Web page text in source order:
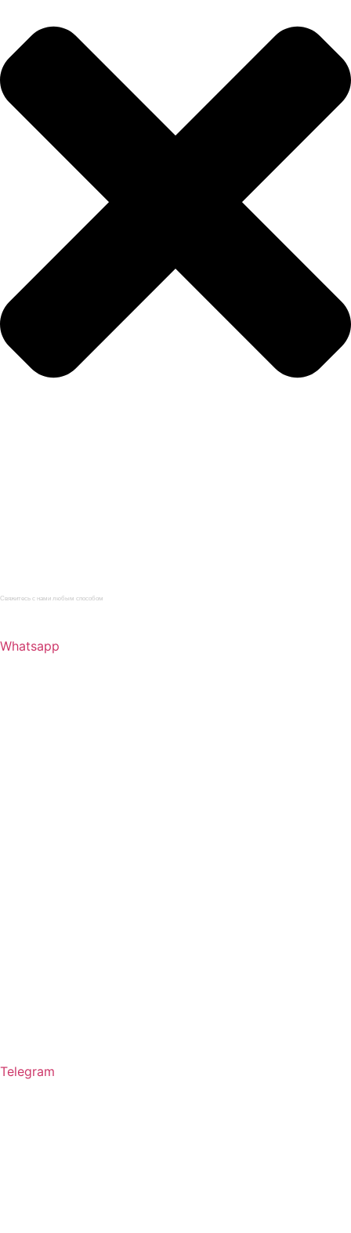
Свяжитесь с нами любым способом
Whatsapp
Telegram